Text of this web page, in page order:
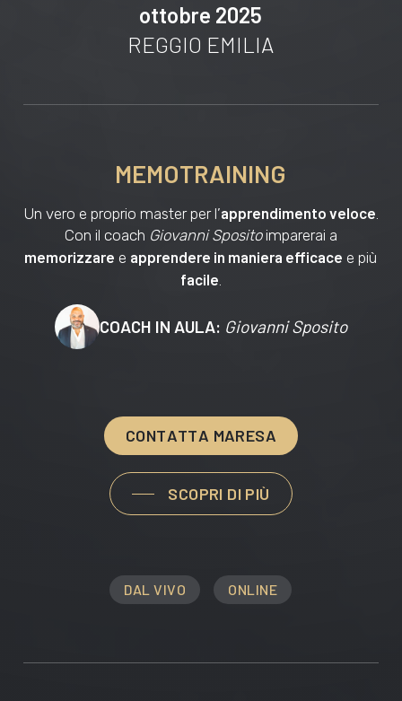
ottobre 2025
REGGIO EMILIA
MEMOTRAINING
Un vero e proprio master per l’apprendimento veloce
Con il coach Giovanni Spositoimparerai a
memorizzare e apprendere in maniera efficace e più
facile
COACH IN AULA: Giovanni Sposito
CONTATTA MARESA
SCOPRI DI PIÙ
DAL VIVO ONLINE